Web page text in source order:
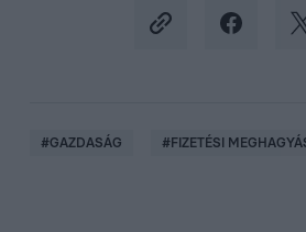
#GAZDASÁG #FIZETÉSI